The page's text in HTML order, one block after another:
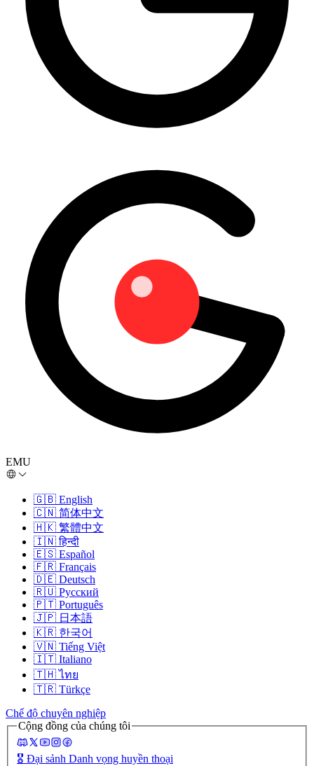
EMU
🇬🇧 English
🇨🇳 简体中文
🇭🇰 繁體中文
🇮🇳 हिन्दी
🇪🇸 Español
🇫🇷 Français
🇩🇪 Deutsch
🇷🇺 Русский
🇵🇹 Português
🇯🇵 日本語
🇰🇷 한국어
🇻🇳 Tiếng Việt
🇮🇹 Italiano
🇹🇭 ไทย
🇹🇷 Türkçe
Chế độ chuyên nghiệp
Cộng đồng của chúng tôi
🎖️ Đại sảnh Danh vọng huyền thoại